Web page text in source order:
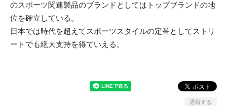
のスポーツ関連製品のブランドとしてはトップブランドの地
位を確立している。
日本では時代を超えてスポーツスタイルの定番としてストリ
ートでも絶大支持を得ていえる。
通報する